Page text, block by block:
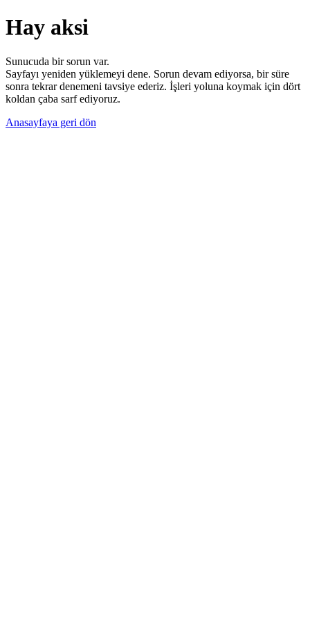
Hay aksi
Sunucuda bir sorun var.
Sayfayı yeniden yüklemeyi dene. Sorun devam ediyorsa, bir süre
sonra tekrar denemeni tavsiye ederiz. İşleri yoluna koymak için dört
koldan çaba sarf ediyoruz.
Anasayfaya geri dön